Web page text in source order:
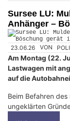
Sursee LU:
Anhänger –
23.06.26 VON
Am Montag (22.
Lastwagen mit
auf die
Beim Befahren
ungeklärten